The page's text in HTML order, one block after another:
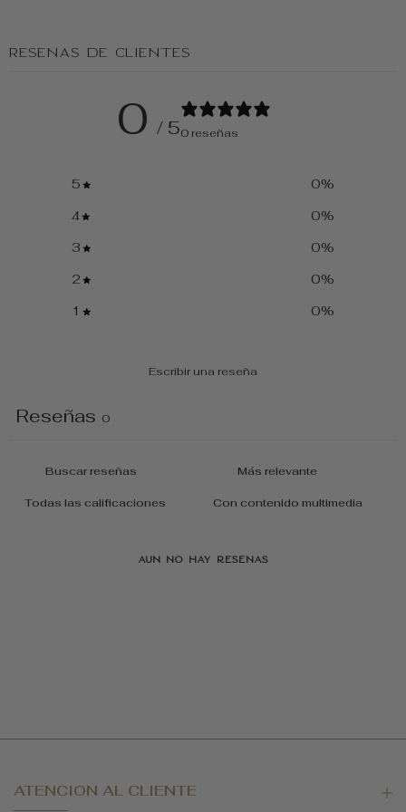
Reseñas de clientes
0 / 50 reseñas
5 0%
4
0%
3
0%
2
0%
1
0%
Escribir una reseña
Reseñas 0
Con contenido multimedia
Aún no hay reseñas
ATENCION AL CLIENTE